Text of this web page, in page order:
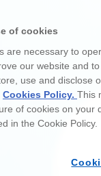
of cookies
are necessary to
our website and
use and disclose
Cookies Policy. This
of cookies on your
in the Cookie Policy.